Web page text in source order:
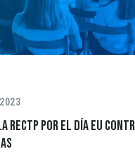
RECTP por el Día EU